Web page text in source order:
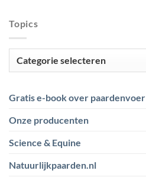
Topics
Gratis e-book over paardenvoer
Onze producenten
Science & Equine
Natuurlijkpaarden.nl